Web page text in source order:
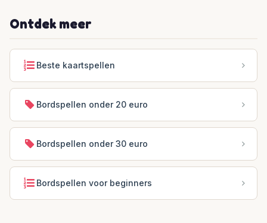
Ontdek meer
Beste kaartspellen
Bordspellen onder 20 euro
Bordspellen onder 30 euro
Bordspellen voor beginners